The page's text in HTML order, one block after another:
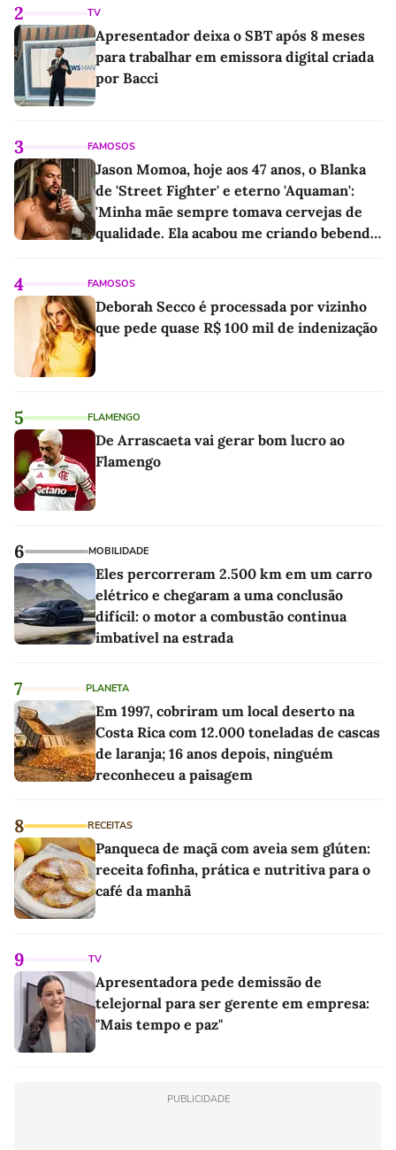
2 TV
Apresentador deixa o SBT após 8 meses
para trabalhar em emissora digital criada
por Bacci
3 FAMOSOS
Jason Momoa, hoje aos 47 anos, o Blanka
de 'Street Fighter' e eterno 'Aquaman':
'Minha mãe sempre tomava cervejas de
qualidade. Ela acabou me criando bebendo
4 FAMOSOS
Deborah Secco é processada por vizinho
que pede quase R$ 100 mil de indenização
5 FLAMENGO
De Arrascaeta vai gerar bom lucro ao
Flamengo
6 MOBILIDADE
Eles percorreram 2.500 km em um carro
elétrico e chegaram a uma conclusão
difícil: o motor a combustão continua
imbatível na estrada
7 PLANETA
Em 1997, cobriram um local deserto na
Costa Rica com 12.000 toneladas de cascas
de laranja; 16 anos depois, ninguém
reconheceu a paisagem
8 RECEITAS
Panqueca de maçã com aveia sem glúten:
receita fofinha, prática e nutritiva para o
café da manhã
9 TV
Apresentadora pede demissão de
telejornal para ser gerente em empresa:
"Mais tempo e paz"
PUBLICIDADE